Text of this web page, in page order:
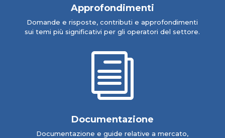
Approfondimenti
Domande e risposte, contributi e approfondimenti
sui temi più significativi per gli operatori del settore.
i
Documentazione
Documentazione e guide relative a mercato,